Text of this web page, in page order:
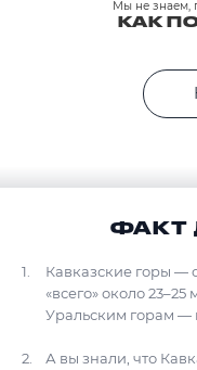
Мы не знаем,
КАК
ФАКТ
Кавказские горы —
«всего» около
Уральским горам —
А вы знали, что